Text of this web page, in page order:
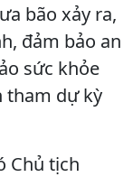
bão xảy ra,
đảm bảo an
sức khỏe
tham dự kỳ
Chủ tịch